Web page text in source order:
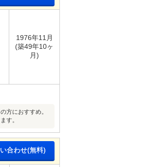
1976年11月
(築49年10ヶ
月)
方におすすめ。
す。
合わせ(無料)